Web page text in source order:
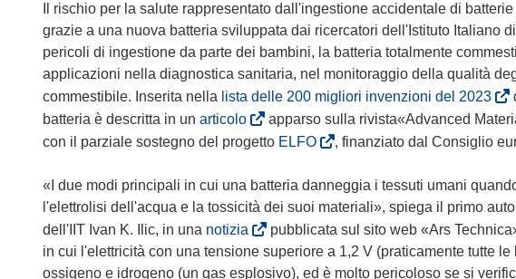
Il rischio per la salute rappresentato dall'ingestione accidentale di
grazie a una nuova batteria sviluppata dai ricercatori dell'Istituto Italiano
pericoli di ingestione da parte dei bambini, la batteria totalmente
applicazioni nella diagnostica sanitaria, nel monitoraggio della qualità
commestibile. Inserita nella lista delle 200 migliori invenzioni del 2023(
s
i
p
r
e
i
n
batteria è descritta in un articolo(
s
a
p
r
e
i
apparso sulla rivista«Advanced
con il parziale sostegno del progetto ELFO(
i
a
p
r
e
, finanziato dal Consiglio
«I due modi principali in cui una batteria danneggia i tessuti umani
l'elettrolisi dell'acqua e la tossicità dei suoi materiali», spiega il primo
dell'IIT Ivan K. Ilic, in una notizia
s
i
pubblicata sul sito web «Ars
in cui l'elettricità con una tensione superiore a 1,2 V (praticamente tutte
ossigeno e idrogeno (un gas esplosivo), ed è molto pericoloso se si